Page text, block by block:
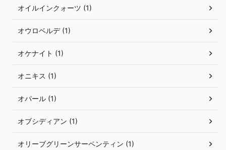
オイルインクォーツ (1)
オウロベルデ (1)
オケナイト (1)
オニキス (1)
オパール (1)
オブシディアン (1)
オリーブグリーンサーペンティン (1)